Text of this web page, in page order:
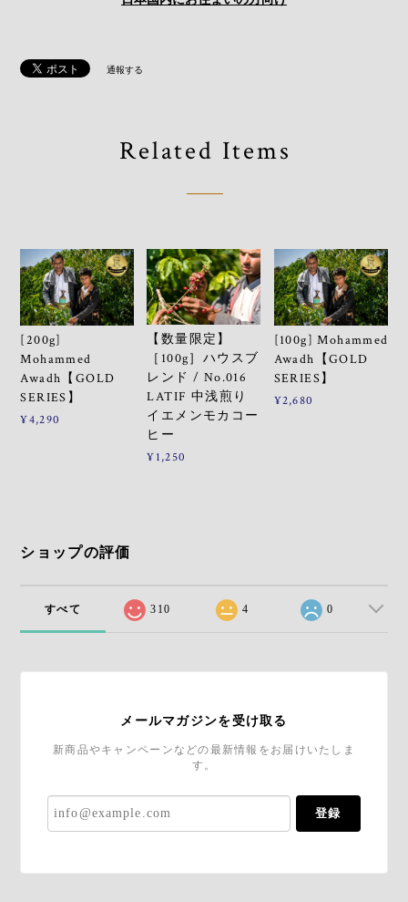
通報する
Related Items
[200g]
Mohammed
Awadh【GOLD
SERIES】
¥4,290
【数量限定】
［100g］ハウスブ
レンド / No.016
LATIF 中浅煎り
イエメンモカコー
ヒー
¥1,250
[100g] Mohammed
Awadh【GOLD
SERIES】
¥2,680
ショップの評価
すべて 310 4 0
メールマガジンを受け取る
新商品やキャンペーンなどの最新情報をお届けいたしま
す。
登録